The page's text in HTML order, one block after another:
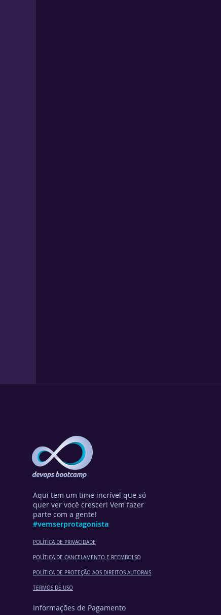
Aqui tem um time incrível que só
quer ver você crescer! Vem fazer
parte com a gente!
#vemserprotagonista
POLÍTICA DE PRIVACIDADE
POLÍTICA DE CANCELAMENTO E REEMBOLSO
POLÍTICA DE PROTEÇÃO AOS DIREITOS AUTORAIS
TERMOS DE USO
Informações de Pagamento